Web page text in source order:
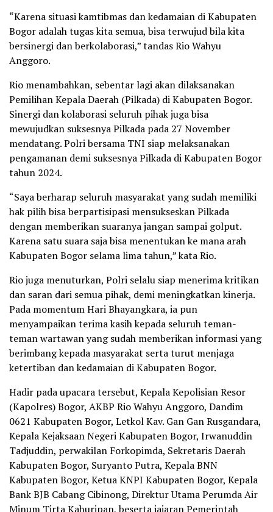
“Karena situasi kamtibmas dan kedamaian di Kabupaten
Bogor adalah tugas kita semua, bisa terwujud bila kita
bersinergi dan berkolaborasi,” tandas Rio Wahyu
Anggoro.
Rio menambahkan, sebentar lagi akan dilaksanakan
Pemilihan Kepala Daerah (Pilkada) di Kabupaten Bogor.
Sinergi dan kolaborasi seluruh pihak juga bisa
mewujudkan suksesnya Pilkada pada 27 November
mendatang. Polri bersama TNI siap melaksanakan
pengamanan demi suksesnya Pilkada di Kabupaten Bogor
tahun 2024.
“Saya berharap seluruh masyarakat yang sudah memiliki
hak pilih bisa berpartisipasi mensukseskan Pilkada
dengan memberikan suaranya jangan sampai golput.
Karena satu suara saja bisa menentukan ke mana arah
Kabupaten Bogor selama lima tahun,” kata Rio.
Rio juga menuturkan, Polri selalu siap menerima kritikan
dan saran dari semua pihak, demi meningkatkan kinerja.
Pada momentum Hari Bhayangkara, ia pun
menyampaikan terima kasih kepada seluruh teman-
teman wartawan yang sudah memberikan informasi yang
berimbang kepada masyarakat serta turut menjaga
ketertiban dan kedamaian di Kabupaten Bogor.
Hadir pada upacara tersebut, Kepala Kepolisian Resor
(Kapolres) Bogor, AKBP Rio Wahyu Anggoro, Dandim
0621 Kabupaten Bogor, Letkol Kav. Gan Gan Rusgandara,
Kepala Kejaksaan Negeri Kabupaten Bogor, Irwanuddin
Tadjuddin, perwakilan Forkopimda, Sekretaris Daerah
Kabupaten Bogor, Suryanto Putra, Kepala BNN
Kabupaten Bogor, Ketua KNPI Kabupaten Bogor, Kepala
Bank BJB Cabang Cibinong, Direktur Utama Perumda Air
Minum Tirta Kahuripan, beserta jajaran Pemerintah